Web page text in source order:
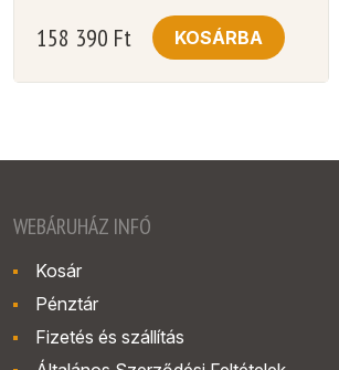
158 390 Ft KOSÁRBA
WEBÁRUHÁZ INFÓ
Kosár
Pénztár
Fizetés és szállítás